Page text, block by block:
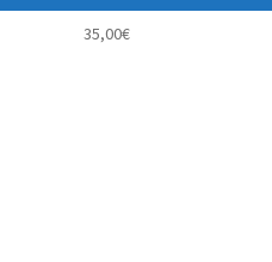
35,00€